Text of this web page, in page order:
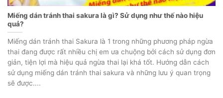
Miếng dán tránh thai sakura là gì? Sử dụng như thế nào hiệu
quả?
Miếng dán tránh thai Sakura là 1 trong những phương pháp ngừa
thai đang được rất nhiều chị em ưa chuộng bởi cách sử dụng đơn
giản, tiện lợi mà hiệu quả ngừa thai lại khá tốt. Hướng dẫn cách
sử dụng miếng dán tránh thai sakura và những lưu ý quan trọng
sẽ được....